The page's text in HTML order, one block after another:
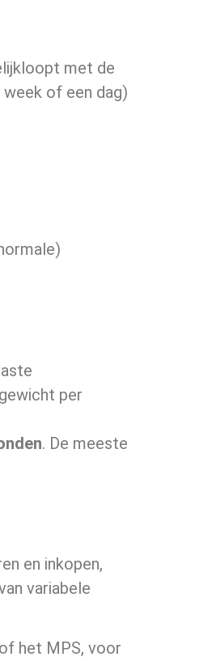
met de
of een dag)
per
. De meeste
en inkopen­,
variabele
het MPS, voor